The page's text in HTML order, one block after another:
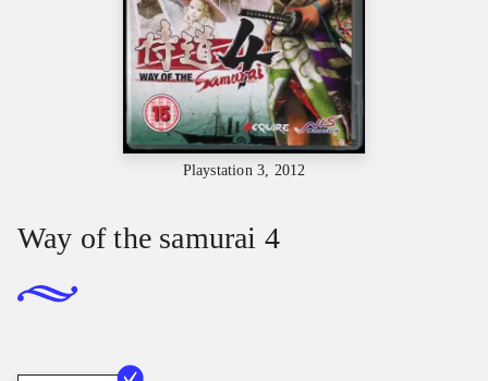
Playstation 3, 2012
Way of the samurai 4